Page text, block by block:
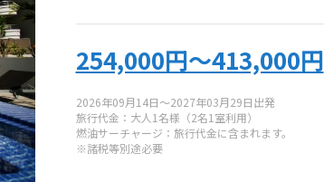
リトアニア ギリシャ
モンテネグロ ブルガリア
ボスニア・ヘルツェゴビナ
3G をお伝えください
050-5530-6740
254,000円～413,000円
2026年09月14日～2027年03月29日出発
旅行代金：大人1名様（2名1室利用）
燃油サーチャージ：旅行代金に含まれます。
※諸税等別途必要